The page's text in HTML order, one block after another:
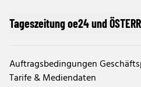
Tageszeitung oe24 und
Auftragsbedingungen
Tarife & Mediendaten